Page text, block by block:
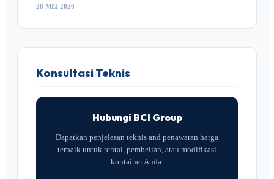
28 MEI 2026
Konsultasi Teknis
Hubungi BCI Group
Dapatkan penjelasan teknis and penawaran harga
terbaik untuk rental, pembelian, atau modifikasi
kontainer Anda.